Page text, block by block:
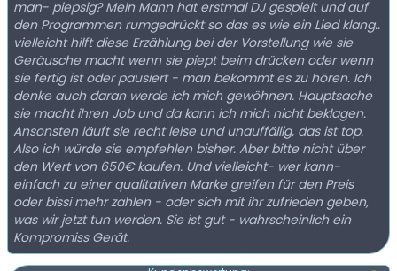
man- piepsig? Mein Mann hat erstmal DJ gespielt und auf
den Programmen rumgedrückt so das es wie ein Lied klang..
vielleicht hilft diese Erzählung bei der Vorstellung wie sie
Geräusche macht wenn sie piept beim drücken oder wenn
sie fertig ist oder pausiert - man bekommt es zu hören. Ich
denke auch daran werde ich mich gewöhnen. Hauptsache
sie macht ihren Job und da kann ich mich nicht beklagen.
Ansonsten läuft sie recht leise und unauffällig, das ist top.
Also ich würde sie empfehlen bisher. Aber bitte nicht über
den Wert von 650€ kaufen. Und vielleicht- wer kann-
einfach zu einer qualitativen Marke greifen für den Preis
oder bissi mehr zahlen - oder sich mit ihr zufrieden geben,
was wir jetzt tun werden. Sie ist gut - wahrscheinlich ein
Kompromiss Gerät.